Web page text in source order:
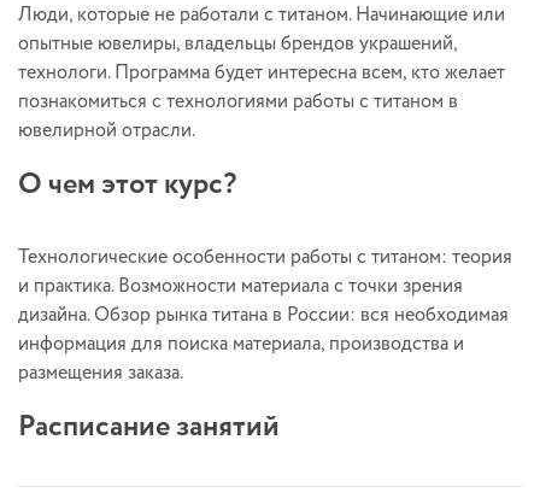
Люди, которые не работали с титаном. Начинающие или
опытные ювелиры, владельцы брендов украшений,
технологи. Программа будет интересна всем, кто желает
познакомиться с технологиями работы с титаном в
ювелирной отрасли.
О чем этот курс?
Технологические особенности работы с титаном: теория
и практика. Возможности материала с точки зрения
дизайна. Обзор рынка титана в России: вся необходимая
информация для поиска материала, производства и
размещения заказа.
Расписание занятий